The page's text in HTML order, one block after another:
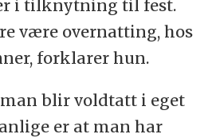
i tilknytning til fest.
være overnatting, hos
forklarer hun.
blir voldtatt i eget
er at man har